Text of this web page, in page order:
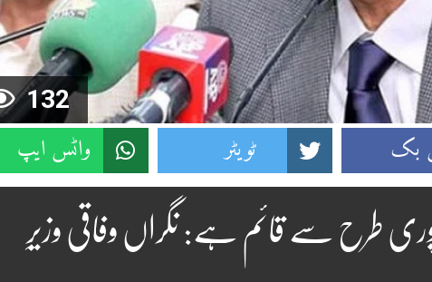
132
بک ٹویٹر واٹس ایپ
طرح سے قائم ہے: نگراں وفاقی وزیرِ